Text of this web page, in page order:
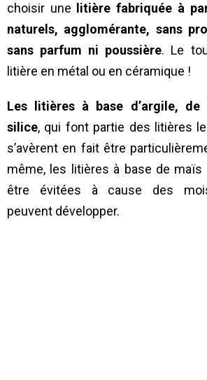
choisir une
litière fabriquée à
naturels, agglomérante, sans
sans parfum ni poussière. Le
litière en métal ou en céramique !
Les litières à base d’argile,
silice, qui font partie des litières
s’avèrent en fait être
même, les litières à base de
être évitées à cause des
peuvent développer.